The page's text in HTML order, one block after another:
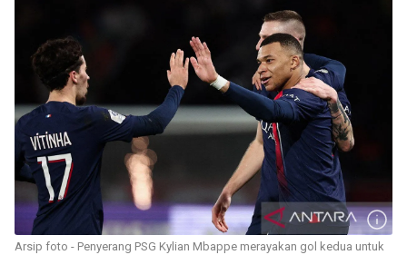
Arsip foto - Penyerang PSG Kylian Mbappe merayakan gol kedua untuk